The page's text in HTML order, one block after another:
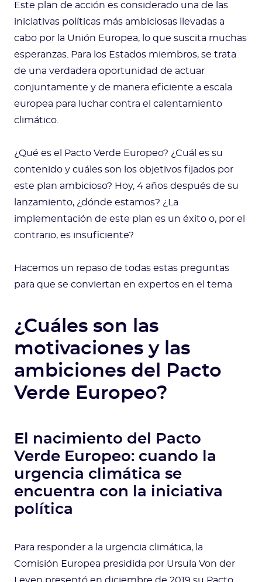
Este plan de acción es considerado una de las
iniciativas políticas más ambiciosas llevadas a
cabo por la Unión Europea, lo que suscita muchas
esperanzas. Para los Estados miembros, se trata
de una verdadera oportunidad de actuar
conjuntamente y de manera eficiente a escala
europea para luchar contra el calentamiento
climático.
¿Qué es el Pacto Verde Europeo? ¿Cuál es su
contenido y cuáles son los objetivos fijados por
este plan ambicioso? Hoy, 4 años después de su
lanzamiento, ¿dónde estamos? ¿La
implementación de este plan es un éxito o, por el
contrario, es insuficiente?
Hacemos un repaso de todas estas preguntas
para que se conviertan en expertos en el tema
¿Cuáles son las
motivaciones y las
ambiciones del Pacto
Verde Europeo?
El nacimiento del Pacto
Verde Europeo: cuando la
urgencia climática se
encuentra con la iniciativa
política
Para responder a la urgencia climática, la
Comisión Europea presidida por Ursula Von der